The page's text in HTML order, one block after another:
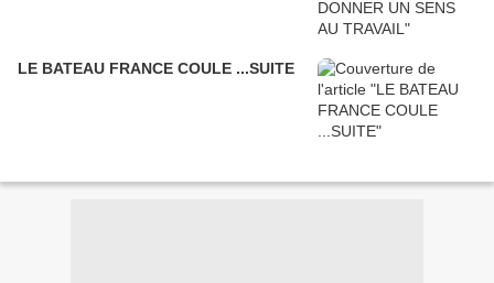
LE BATEAU FRANCE COULE ...SUITE